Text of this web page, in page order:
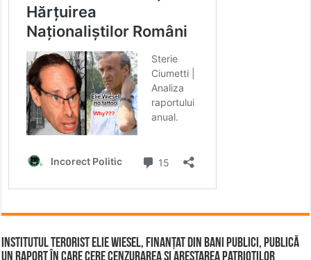
Institutul terorist Elie Wiesel, finanțat din bani publici, publică
un raport în care cere cenzurarea și arestarea patrioților